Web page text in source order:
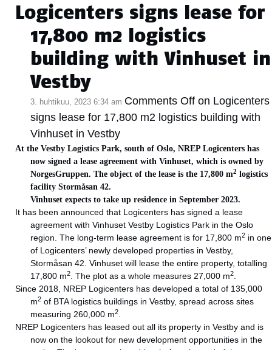
Logicenters signs lease for
17,800 m2 logistics
building with Vinhuset in
Vestby
3. huhtikuu, 2023 6:34 am Comments Off on Logicenters
signs lease for 17,800 m2 logistics building with
Vinhuset in Vestby
At the Vestby Logistics Park, south of Oslo, NREP Logicenters has
now signed a lease agreement with Vinhuset, which is owned by
NorgesGruppen. The object of the lease is the 17,800 m2 logistics
facility Stormåsan 42.
Vinhuset expects to take up residence in September 2023.
It has been announced that Logicenters has signed a lease
agreement with Vinhuset Vestby Logistics Park in the Oslo
region. The long-term lease agreement is for 17,800 m2 in one
of Logicenters’ newly developed properties in Vestby,
Stormåsan 42. Vinhuset will lease the entire property, totalling
17,800 m2 . The plot as a whole measures 27,000 m2
Since 2018, NREP Logicenters has developed a total of 135,000
m2 of BTA logistics buildings in Vestby, spread across sites
measuring 260,000 m2
NREP Logicenters has leased out all its property in Vestby and is
now on the lookout for new development opportunities in the